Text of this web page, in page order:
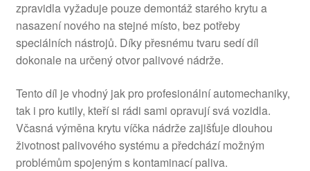
zpravidla vyžaduje pouze demontáž starého krytu a
nasazení nového na stejné místo, bez potřeby
speciálních nástrojů. Díky přesnému tvaru sedí díl
dokonale na určený otvor palivové nádrže.
Tento díl je vhodný jak pro profesionální automechaniky,
tak i pro kutily, kteří si rádi sami opravují svá vozidla.
Včasná výměna krytu víčka nádrže zajišťuje dlouhou
životnost palivového systému a předchází možným
problémům spojeným s kontaminací paliva.